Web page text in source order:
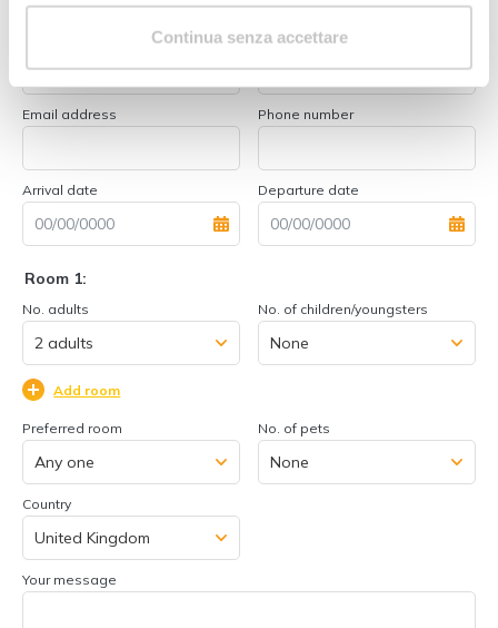
Continua senza accettare
Last name
Email address Phone number
Arrival date Departure date
Room 1:
No. adults No. of children/youngsters
Add room
Preferred room No. of pets
Country
Your message